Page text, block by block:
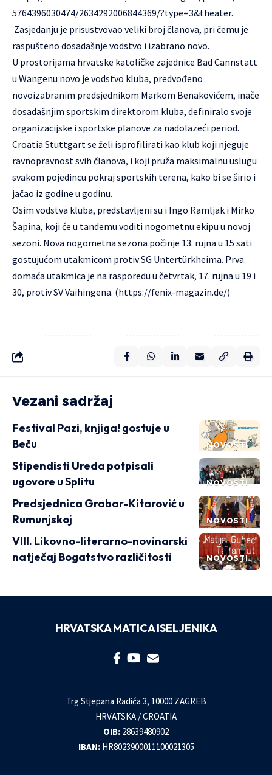
5764396030474/2634292006844369/?type=3&theater.
Zasjedanju je prisustvovao veliki broj članova, pri čemu je
raspušteno dosadašnje vodstvo i izabrano novo.
U prostorijama hrvatske katoličke zajednice Bad Cannstatt
u Wangenu novo je vodstvo kluba, predvođeno
novoizabranim predsjednikom Markom Benakovićem, inače
dosadašnjim sportskim direktorom kluba, definiralo svoje
organizacijske i sportske planove za nadolazeći period.
Croatia Stuttgart se želi isprofilirati kao klub koji njeguje
ravnopravnost svih članova, i koji pruža maksimalnu uslugu
svakom pojedincu pokraj sportskih terena, kako bi se širio i
jačao iz godine u godinu.
Osim vodstva kluba, predstavljeni su i Ingo Ramljak i Mirko
Šapina, koji će u tandemu voditi nogometnu ekipu u novoj
sezoni. Nova nogometna sezona počinje 13. rujna u 15 sati
gostujućom utakmicom protiv SG Untertürkheima. Prva
domaća utakmica je na rasporedu u četvrtak, 17. rujna u 19 i
30, protiv SV Vaihingena. (https://fenix-magazin.de/)
Vezani sadržaj
NOVOSTI
Festival Pazi, knjiga! gostuje u
Beču
NOVOSTI
Stipendisti Ureda potpisali
ugovore u Splitu
NOVOSTI
Predsjednica Grabar-Kitarović u
Rumunjskoj
NOVOSTI
VIII. Likovno-literarno-novinarski
natječaj Bogatstvo različitosti
HRVATSKA MATICA ISELJENIKA
Trg Stjepana Radića 3, 10000 ZAGREB
HRVATSKA / CROATIA
OIB: 28639480902
IBAN: HR8023900011100021305